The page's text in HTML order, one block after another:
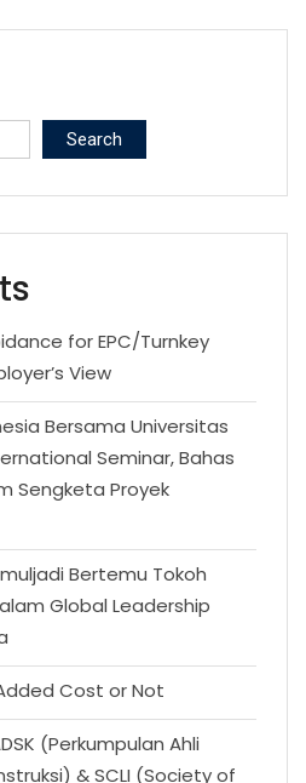
Search
for EPC/Turnkey
View
Bersama Universitas
Seminar, Bahas
Sengketa Proyek
Bertemu Tokoh
Global Leadership
Cost or Not
(Perkumpulan Ahli
& SCLI (Society of